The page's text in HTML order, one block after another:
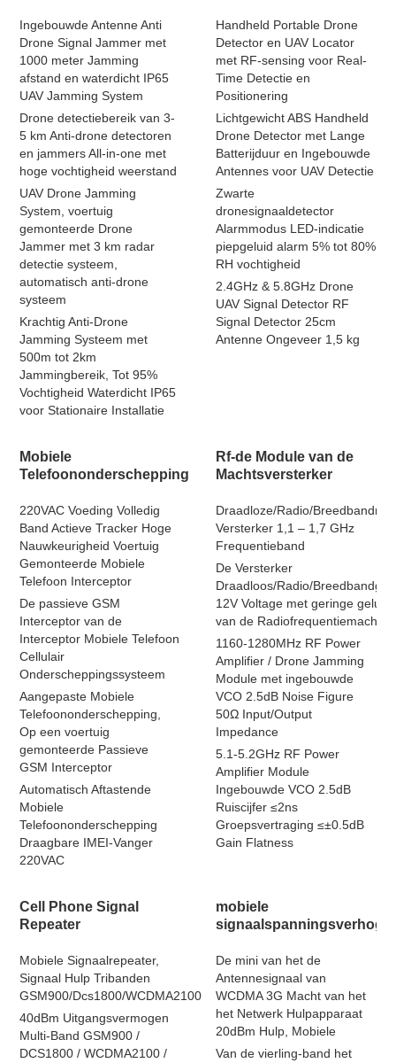
Ingebouwde Antenne Anti
Drone Signal Jammer met
1000 meter Jamming
afstand en waterdicht IP65
UAV Jamming System
Drone detectiebereik van 3-
5 km Anti-drone detectoren
en jammers All-in-one met
hoge vochtigheid weerstand
UAV Drone Jamming
System, voertuig
gemonteerde Drone
Jammer met 3 km radar
detectie systeem,
automatisch anti-drone
systeem
Krachtig Anti-Drone
Jamming Systeem met
500m tot 2km
Jammingbereik, Tot 95%
Vochtigheid Waterdicht IP65
voor Stationaire Installatie
Handheld Portable Drone
Detector en UAV Locator
met RF-sensing voor Real-
Time Detectie en
Positionering
Lichtgewicht ABS Handheld
Drone Detector met Lange
Batterijduur en Ingebouwde
Antennes voor UAV Detectie
Zwarte
dronesignaaldetector
Alarmmodus LED-indicatie
piepgeluid alarm 5% tot 80%
RH vochtigheid
2.4GHz & 5.8GHz Drone
UAV Signal Detector RF
Signal Detector 25cm
Antenne Ongeveer 1,5 kg
Mobiele
Telefoononderschepping
220VAC Voeding Volledig
Band Actieve Tracker Hoge
Nauwkeurigheid Voertuig
Gemonteerde Mobiele
Telefoon Interceptor
De passieve GSM
Interceptor van de
Interceptor Mobiele Telefoon
Cellulair
Onderscheppingssysteem
Aangepaste Mobiele
Telefoononderschepping,
Op een voertuig
gemonteerde Passieve
GSM Interceptor
Automatisch Aftastende
Mobiele
Telefoononderschepping
Draagbare IMEI-Vanger
220VAC
Rf-de Module van de
Machtsversterker
Draadloze/Radio/Breedbandrf-
Versterker 1,1 – 1,7 GHz
Frequentieband
De Versterker
Draadloos/Radio/
12V Voltage met geringe
van de Radiofrequentiemacht
1160-1280MHz RF Power
Amplifier / Drone Jamming
Module met ingebouwde
VCO 2.5dB Noise Figure
50Ω Input/Output
Impedance
5.1-5.2GHz RF Power
Amplifier Module
Ingebouwde VCO 2.5dB
Ruiscijfer ≤2ns
Groepsvertraging ≤±0.5dB
Gain Flatness
Cell Phone Signal
Repeater
Mobiele Signaalrepeater,
Signaal Hulp Tribanden
GSM900/Dcs1800/WCDMA2100
40dBm Uitgangsvermogen
Multi-Band GSM900 /
DCS1800 / WCDMA2100 /
mobiele
De mini van het de
Antennesignaal van
WCDMA 3G Macht van het
het Netwerk Hulpapparaat
20dBm Hulp, Mobiele
Van de vierling-band het